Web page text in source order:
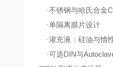
·不锈钢与哈氏合金
·单隔离膜片设计
·灌充液：硅油与惰
·可选DIN与